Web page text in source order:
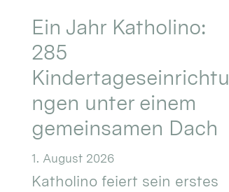
Ein Jahr Katholino:
285
Kindertageseinrichtu
ngen unter einem
gemeinsamen Dach
1. August 2026
Katholino feiert sein erstes